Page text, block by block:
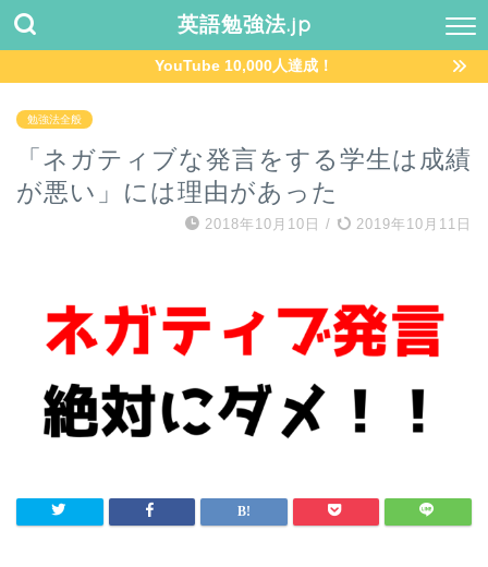
英語勉強法.jp
YouTube 10,000人達成！
勉強法全般
「ネガティブな発言をする学生は成績
が悪い」には理由があった
2018年10月10日 / 2019年10月11日